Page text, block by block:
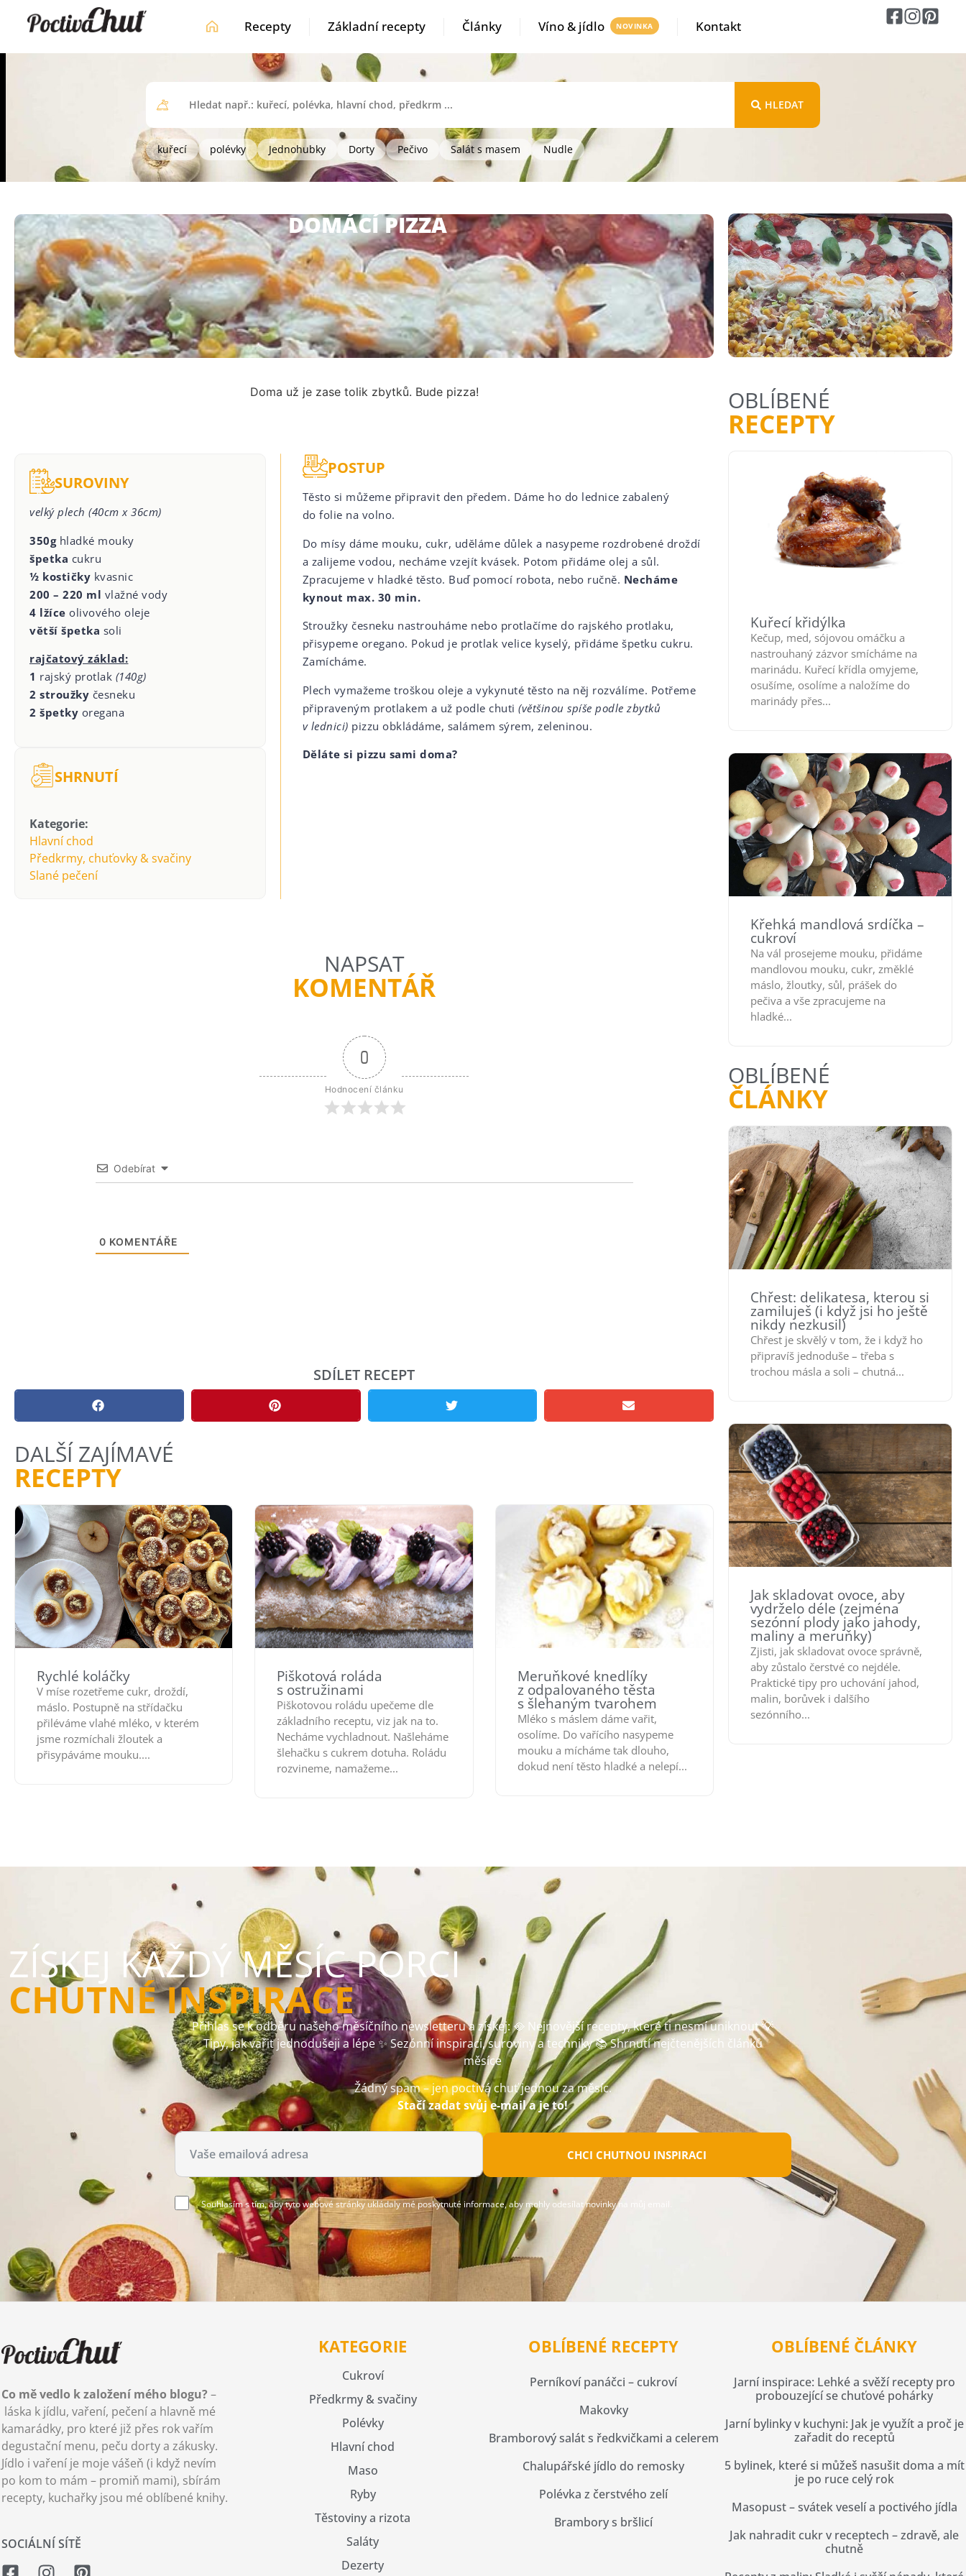
Recepty Základní recepty Články Víno & jídlo Kontakt
HLEDAT
kuřecí polévky Jednohubky Dorty Pečivo Salát s masem Nudle
DOMÁCÍ PIZZA
Doma už je zase tolik zbytků. Bude pizza!
SUROVINY
velký plech (40cm x 36cm)
350ghladké mouky
špetka cukru
½ kostičky kvasnic
200 – 220 ml vlažné vody
4 lžíce olivového oleje
větší špetka soli
rajčatový základ:
1 rajský protlak (140g)
2 stroužky česneku
2 špetky oregana
SHRNUTÍ
Kategorie:
Hlavní chod
Předkrmy, chuťovky & svačiny
Slané pečení
POSTUP
Těsto si můžeme připravit den předem. Dáme ho do lednice zabalený
do folie na volno.
Do mísy dáme mouku, cukr, uděláme důlek a nasypeme rozdrobené droždí
a zalijeme vodou, necháme vzejít kvásek. Potom přidáme olej a sůl.
Zpracujeme v hladké těsto. Buď pomocí robota, nebo ručně. Necháme
kynout max. 30 min.
Stroužky česneku nastrouháme nebo protlačíme do rajského protlaku,
přisypeme oregano. Pokud je protlak velice kyselý, přidáme špetku cukru.
Zamícháme.
Plech vymažeme troškou oleje a vykynuté těsto na něj rozválíme. Potřeme
připraveným protlakem a už podle chuti(většinou spíše podle zbytků
v lednici) pizzu obkládáme, salámem sýrem, zeleninou.
Děláte si pizzu sami doma?
NAPSAT
KOMENTÁŘ
0
Hodnocení článku
Odebírat
0 KOMENTÁŘE
SDÍLET RECEPT
DALŠÍ ZAJÍMAVÉ
RECEPTY
Rychlé koláčky
V míse rozetřeme cukr, droždí,
máslo. Postupně na střídačku
přiléváme vlahé mléko, v kterém
jsme rozmíchali žloutek a
přisypáváme mouku....
Piškotová roláda
s ostružinami
Piškotovou roládu upečeme dle
základního receptu, viz jak na to.
Necháme vychladnout. Našleháme
šlehačku s cukrem dotuha. Roládu
rozvineme, namažeme...
Meruňkové knedlíky
z odpalovaného těsta
s šlehaným tvarohem
Mléko s máslem dáme vařit,
osolíme. Do vařícího nasypeme
mouku a mícháme tak dlouho,
dokud není těsto hladké a nelepí...
OBLÍBENÉ
RECEPTY
Kuřecí křidýlka
Kečup, med, sójovou omáčku a
nastrouhaný zázvor smícháme na
marinádu. Kuřecí křídla omyjeme,
osušíme, osolíme a naložíme do
marinády přes...
Křehká mandlová srdíčka –
cukroví
Na vál prosejeme mouku, přidáme
mandlovou mouku, cukr, změklé
máslo, žloutky, sůl, prášek do
pečiva a vše zpracujeme na
hladké...
OBLÍBENÉ
ČLÁNKY
Chřest: delikatesa, kterou si
zamiluješ (i když jsi ho ještě
nikdy nezkusil)
Chřest je skvělý v tom, že i když ho
připravíš jednoduše – třeba s
trochou másla a soli – chutná...
Jak skladovat ovoce, aby
vydrželo déle (zejména
sezónní plody jako jahody,
maliny a meruňky)
Zjisti, jak skladovat ovoce správně,
aby zůstalo čerstvé co nejdéle.
Praktické tipy pro uchování jahod,
malin, borůvek i dalšího
sezónního...
ZÍSKEJ KAŽDÝ MĚSÍC PORCI
CHUTNÉ INSPIRACE
Přihlas se k odběru našeho měsíčního newsletteru a získej: 🥘 Nejnovější recepty, které ti nesmí uniknout 💡
Tipy, jak vařit jednodušeji a lépe ✨ Sezónní inspiraci, suroviny a techniky 📚 Shrnutí nejčtenějších článků
měsíce
Žádný spam – jen poctivá chuť jednou za měsíc.
Stačí zadat svůj e-mail a je to!
CHCI CHUTNOU INSPIRACI
Souhlasím s tím, aby tyto webové stránky ukládaly mé poskytnuté informace, aby mohly odesílat novinky na můj email.
Co mě vedlo k založení mého blogu? –
láska k jídlu, vaření, pečení a hlavně mé
kamarádky, pro které již přes rok vařím
degustační menu, peču dorty a zákusky.
Jídlo i vaření je moje vášeň (i když nevím
po kom to mám – promiň mami), sbírám
recepty, kuchařky jsou mé oblíbené knihy.
SOCIÁLNÍ SÍTĚ
KATEGORIE
Cukroví
Předkrmy & svačiny
Polévky
Hlavní chod
Maso
Ryby
Těstoviny a rizota
Saláty
Dezerty
OBLÍBENÉ RECEPTY
Perníkoví panáčci – cukroví
Makovky
Bramborový salát s ředkvičkami a celerem
Chalupářské jídlo do remosky
Polévka z čerstvého zelí
Brambory s bršlicí
OBLÍBENÉ ČLÁNKY
Jarní inspirace: Lehké a svěží recepty pro
probouzející se chuťové pohárky
Jarní bylinky v kuchyni: Jak je využít a proč je
zařadit do receptů
5 bylinek, které si můžeš nasušit doma a mít
je po ruce celý rok
Masopust – svátek veselí a poctivého jídla
Jak nahradit cukr v receptech – zdravě, ale
chutně